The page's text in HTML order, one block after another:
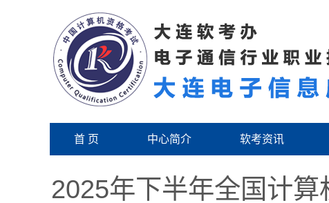
首 页 中心简介 软考资讯
2025年下半年全国计